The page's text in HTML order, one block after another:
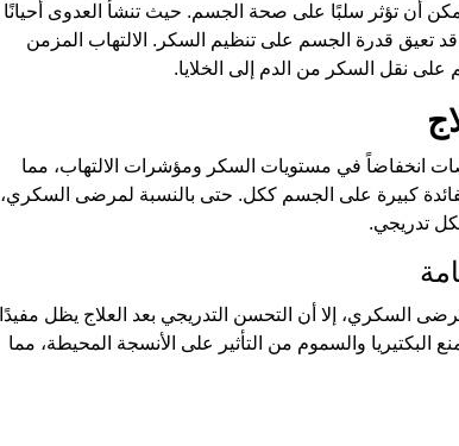
أن تؤثر سلبًا على صحة الجسم. حيث تنشأ العدوى أحيانًا
تعيق قدرة الجسم على تنظيم السكر. الالتهاب المزمن
نقل السكر من الدم إلى الخلايا.
انخفاضاً في مستويات السكر ومؤشرات الالتهاب، مما
كبيرة على الجسم ككل. حتى بالنسبة لمرضى السكري،
تدريجي.
السكري، إلا أن التحسن التدريجي بعد العلاج يظل مفيدًا
البكتيريا والسموم من التأثير على الأنسجة المحيطة، مما